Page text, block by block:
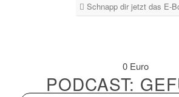
Schnapp dir jetzt das E-
0 Euro
PODCAST: